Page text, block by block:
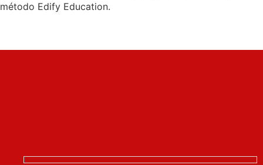
método Edify Education.